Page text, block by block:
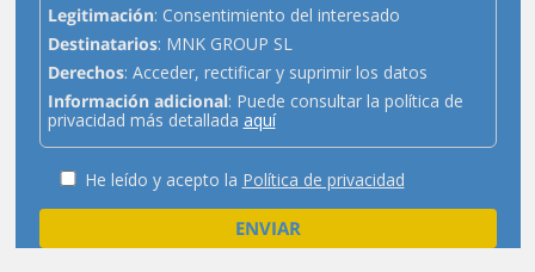
Legitimación: Consentimiento del interesado
Destinatarios: MNK GROUP SL
Derechos: Acceder, rectificar y suprimir los datos
Información adicional: Puede consultar la política de
privacidad más detallada aquí
He leído y acepto la Política de privacidad